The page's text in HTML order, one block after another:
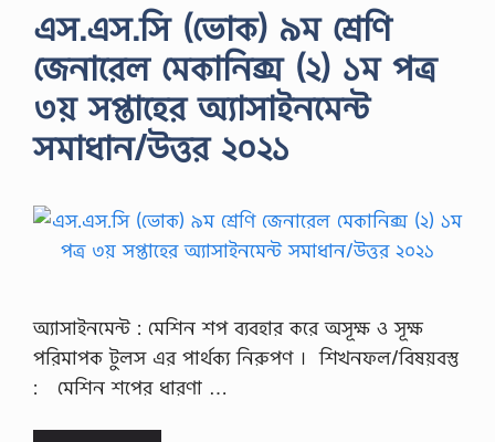
এস.এস.সি (ভোক) ৯ম শ্রেণি
জেনারেল মেকানিক্স (২) ১ম পত্র
৩য় সপ্তাহের অ্যাসাইনমেন্ট
সমাধান/উত্তর ২০২১
অ্যাসাইনমেন্ট : মেশিন শপ ব্যবহার করে অসূক্ষ ও সূক্ষ
পরিমাপক টুলস এর পার্থক্য নিরুপণ । শিখনফল/বিষয়বস্তু
: মেশিন শপের ধারণা …